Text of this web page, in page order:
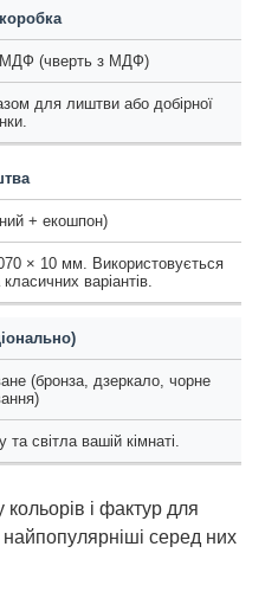
МДФ (чверть з МДФ)
для лиштви або добірної
+ екошпон)
× 10 мм. Використовується
варіантів.
(бронза, дзеркало, чорне
світла вашій кімнаті.
і фактур для
серед них